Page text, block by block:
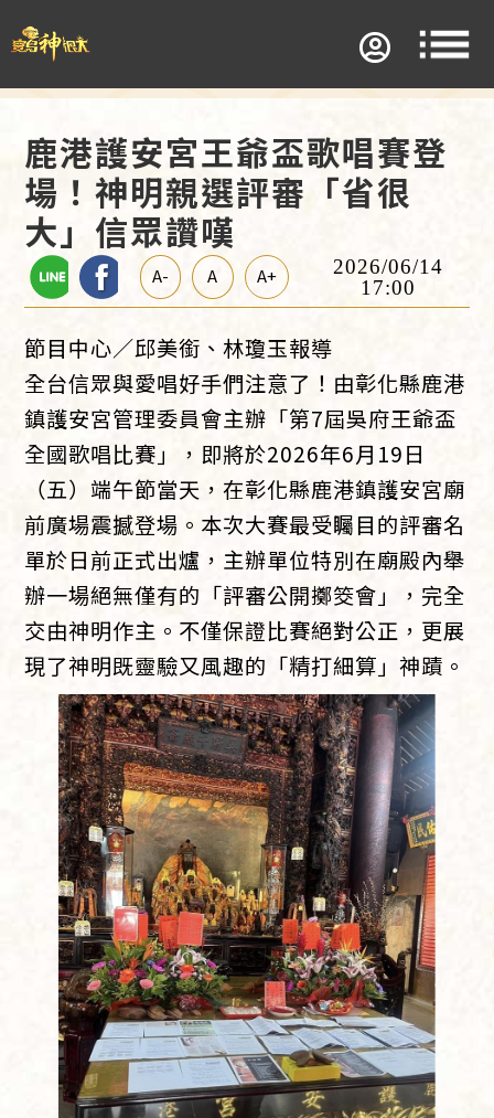
鹿港護安宮王爺盃歌唱賽登
場！神明親選評審「省很
大」信眾讚嘆
A- A A+
2026/06/14
17:00
節目中心／邱美銜、林瓊玉報導
全台信眾與愛唱好手們注意了！由彰化縣鹿港
鎮護安宮管理委員會主辦「第7屆吳府王爺盃
全國歌唱比賽」，即將於2026年6月19日
（五）端午節當天，在彰化縣鹿港鎮護安宮廟
前廣場震撼登場。本次大賽最受矚目的評審名
單於日前正式出爐，主辦單位特別在廟殿內舉
辦一場絕無僅有的「評審公開擲筊會」，完全
交由神明作主。不僅保證比賽絕對公正，更展
現了神明既靈驗又風趣的「精打細算」神蹟。